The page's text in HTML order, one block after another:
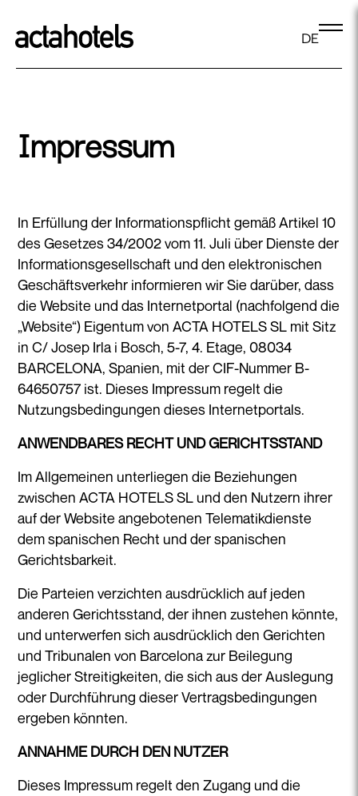
DE
Impressum
In Erfüllung der Informationspflicht gemäß Artikel 10
des Gesetzes 34/2002 vom 11. Juli über Dienste der
Informationsgesellschaft und den elektronischen
Geschäftsverkehr informieren wir Sie darüber, dass
die Website und das Internetportal (nachfolgend die
„Website“) Eigentum von ACTA HOTELS SL mit Sitz
in C/ Josep Irla i Bosch, 5-7, 4. Etage, 08034
BARCELONA, Spanien, mit der CIF-Nummer B-
64650757 ist. Dieses Impressum regelt die
Nutzungsbedingungen dieses Internetportals.
ANWENDBARES RECHT UND GERICHTSSTAND
Im Allgemeinen unterliegen die Beziehungen
zwischen ACTA HOTELS SL und den Nutzern ihrer
auf der Website angebotenen Telematikdienste
dem spanischen Recht und der spanischen
Gerichtsbarkeit.
Die Parteien verzichten ausdrücklich auf jeden
anderen Gerichtsstand, der ihnen zustehen könnte,
und unterwerfen sich ausdrücklich den Gerichten
und Tribunalen von Barcelona zur Beilegung
jeglicher Streitigkeiten, die sich aus der Auslegung
oder Durchführung dieser Vertragsbedingungen
ergeben könnten.
ANNAHME DURCH DEN NUTZER
Dieses Impressum regelt den Zugang und die